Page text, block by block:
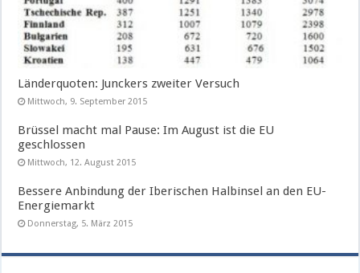
Länderquoten: Junckers zweiter Versuch
Mittwoch, 9. September 2015
Brüssel macht mal Pause: Im August ist die EU
geschlossen
Mittwoch, 12. August 2015
Bessere Anbindung der Iberischen Halbinsel an den EU-
Energiemarkt
Donnerstag, 5. März 2015